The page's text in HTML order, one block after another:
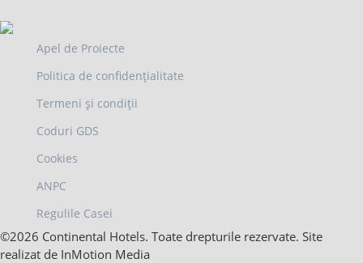
Apel de Proiecte
Politica de confidențialitate
Termeni și condiții
Coduri GDS
Cookies
ANPC
Regulile Casei
©2026 Continental Hotels. Toate drepturile rezervate. Site
realizat de InMotion Media